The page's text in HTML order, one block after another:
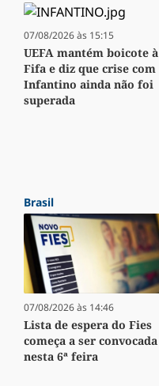
07/08/2026 às 15:15
UEFA mantém boicote à
Fifa e diz que crise com
Infantino ainda não foi
superada
Brasil
07/08/2026 às 14:46
Lista de espera do Fies
começa a ser convocada
nesta 6ª feira